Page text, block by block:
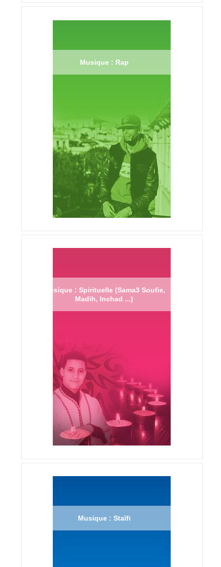
Musique : Rap
Musique : Spirituelle (Sama3 Soufie,
Madih, Inchad ...)
Musique : Staïfi